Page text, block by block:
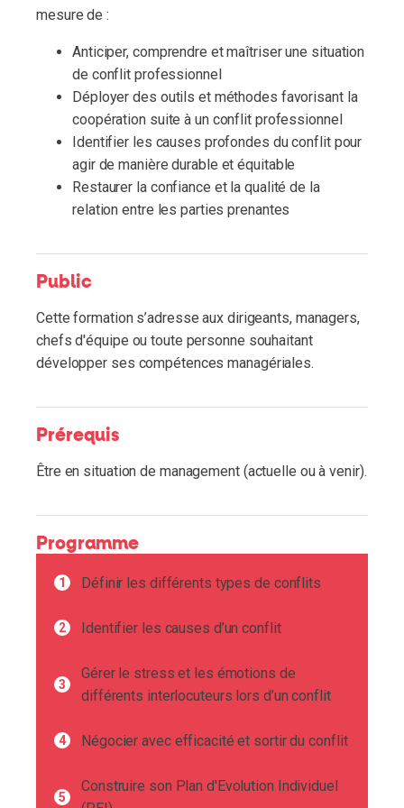
mesure de :
Anticiper, comprendre et maîtriser une situation
de conflit professionnel
Déployer des outils et méthodes favorisant la
coopération suite à un conflit professionnel
Identifier les causes profondes du conflit pour
agir de manière durable et équitable
Restaurer la confiance et la qualité de la
relation entre les parties prenantes
Public
Cette formation s’adresse aux dirigeants, managers,
chefs d'équipe ou toute personne souhaitant
développer ses compétences managériales.
Prérequis
Être en situation de management (actuelle ou à venir).
Programme
Définir les différents types de conflits
Identifier les causes d’un conflit
Gérer le stress et les émotions de
différents interlocuteurs lors d’un conflit
Négocier avec efficacité et sortir du conflit
Construire son Plan d'Evolution Individuel